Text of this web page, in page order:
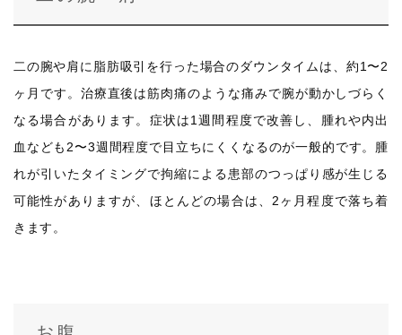
二の腕や肩に脂肪吸引を行った場合のダウンタイムは、約1〜2
ヶ月です。治療直後は筋肉痛のような痛みで腕が動かしづらく
なる場合があります。症状は1週間程度で改善し、腫れや内出
血なども2〜3週間程度で目立ちにくくなるのが一般的です。腫
れが引いたタイミングで拘縮による患部のつっぱり感が生じる
可能性がありますが、ほとんどの場合は、2ヶ月程度で落ち着
きます。